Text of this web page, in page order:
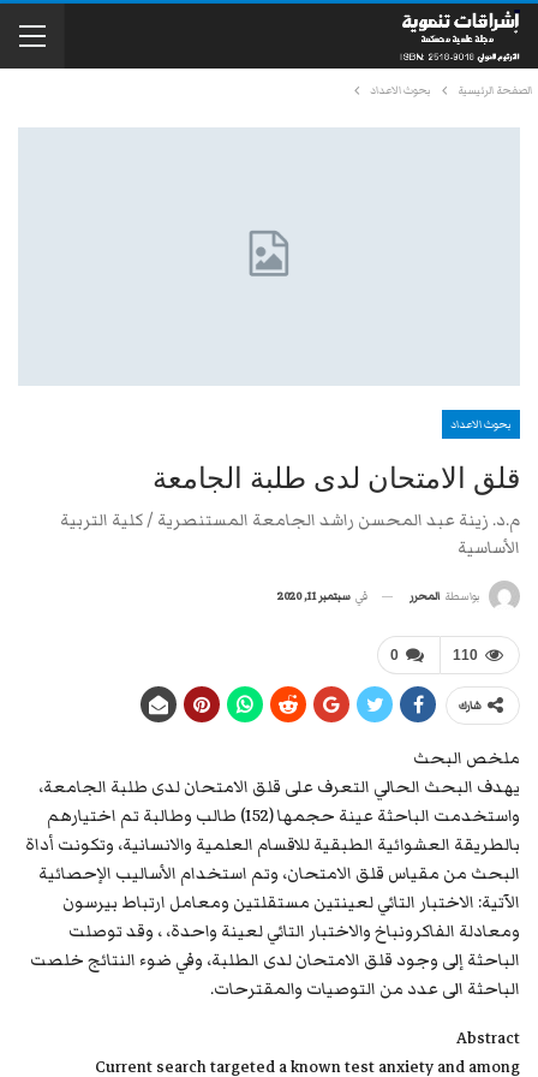
الصفحة الرئيسية بحوث الاعداد
بحوث الاعداد
قلق الامتحان لدى طلبة الجامعة
م.د. زينة عبد المحسن راشد الجامعة المستنصرية / كلية التربية
الأساسية
بواسطة المحرر في سبتمبر 11, 2020
0 110
شارك
ملخص البحث
يهدف البحث الحالي التعرف على قلق الامتحان لدى طلبة الجامعة،
واستخدمت الباحثة عينة حجمها (152) طالب وطالبة تم اختيارهم
بالطريقة العشوائية الطبقية للاقسام العلمية والانسانية، وتكونت أداة
البحث من مقياس قلق الامتحان، وتم استخدام الأساليب الإحصائية
الآتية: الاختبار التائي لعينتين مستقلتين ومعامل ارتباط بيرسون
ومعادلة الفاكرونباخ والاختبار التائي لعينة واحدة، ، وقد توصلت
الباحثة إلى وجود قلق الامتحان لدى الطلبة، وفي ضوء النتائج خلصت
الباحثة الى عدد من التوصيات والمقترحات.
Abstract
Current search targeted a known test anxiety and among